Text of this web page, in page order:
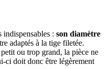
indispensables : son diamètre
adaptés à la tige filetée.
ou trop grand, la pièce ne
ci doit donc être légèrement